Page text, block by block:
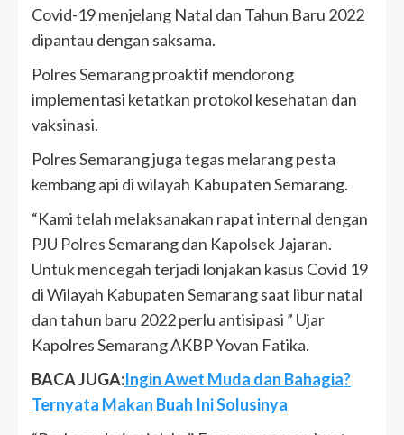
Covid-19 menjelang Natal dan Tahun Baru 2022
dipantau dengan saksama.
Polres Semarang proaktif mendorong
implementasi ketatkan protokol kesehatan dan
vaksinasi.
Polres Semarang juga tegas melarang pesta
kembang api di wilayah Kabupaten Semarang.
“Kami telah melaksanakan rapat internal dengan
PJU Polres Semarang dan Kapolsek Jajaran.
Untuk mencegah terjadi lonjakan kasus Covid 19
di Wilayah Kabupaten Semarang saat libur natal
dan tahun baru 2022 perlu antisipasi ” Ujar
Kapolres Semarang AKBP Yovan Fatika.
BACA JUGA:Ingin Awet Muda dan Bahagia?
Ternyata Makan Buah Ini Solusinya